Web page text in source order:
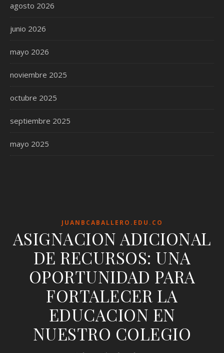
agosto 2026
junio 2026
mayo 2026
noviembre 2025
octubre 2025
septiembre 2025
mayo 2025
JUANBCABALLERO.EDU.CO
ASIGNACION ADICIONAL
DE RECURSOS: UNA
OPORTUNIDAD PARA
FORTALECER LA
EDUCACION EN
NUESTRO COLEGIO